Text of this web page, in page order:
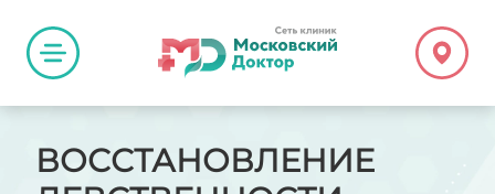
ВОССТАНОВЛЕНИЕ